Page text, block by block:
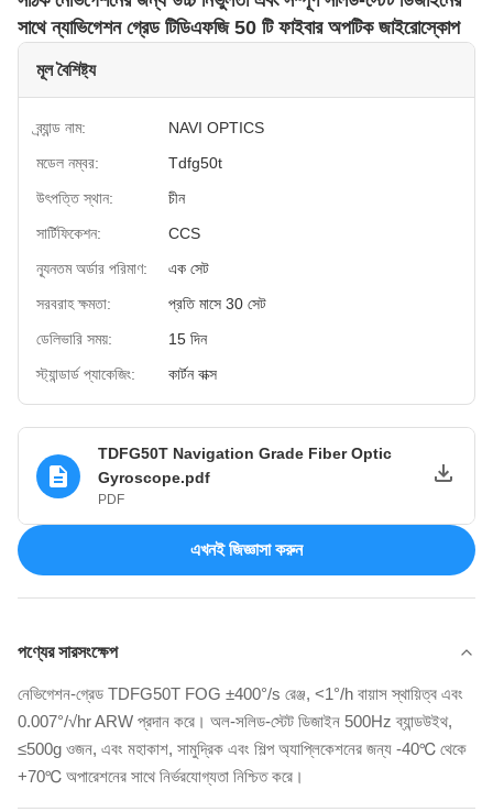
সাথে ন্যাভিগেশন গ্রেড টিডিএফজি 50 টি ফাইবার অপটিক জাইরোস্কোপ
মূল বৈশিষ্ট্য
ব্র্যান্ড নাম:
NAVI OPTICS
মডেল নম্বর:
Tdfg50t
উৎপত্তি স্থান:
চীন
সার্টিফিকেশন:
CCS
ন্যূনতম অর্ডার পরিমাণ:
এক সেট
সরবরাহ ক্ষমতা:
প্রতি মাসে 30 সেট
ডেলিভারি সময়:
15 দিন
স্ট্যান্ডার্ড প্যাকেজিং:
কার্টন বাক্স
TDFG50T Navigation Grade Fiber Optic
Gyroscope.pdf
PDF
এখনই জিজ্ঞাসা করুন
পণ্যের সারসংক্ষেপ
নেভিগেশন-গ্রেড TDFG50T FOG ±400°/s রেঞ্জ, <1°/h বায়াস স্থায়িত্ব এবং
0.007°/√hr ARW প্রদান করে। অল-সলিড-স্টেট ডিজাইন 500Hz ব্যান্ডউইথ,
≤500g ওজন, এবং মহাকাশ, সামুদ্রিক এবং শিল্প অ্যাপ্লিকেশনের জন্য -40℃ থেকে
+70℃ অপারেশনের সাথে নির্ভরযোগ্যতা নিশ্চিত করে।